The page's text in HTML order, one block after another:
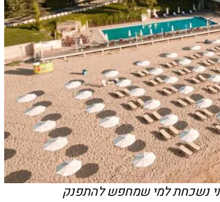
נשכחת למי שמחפש להתפנק